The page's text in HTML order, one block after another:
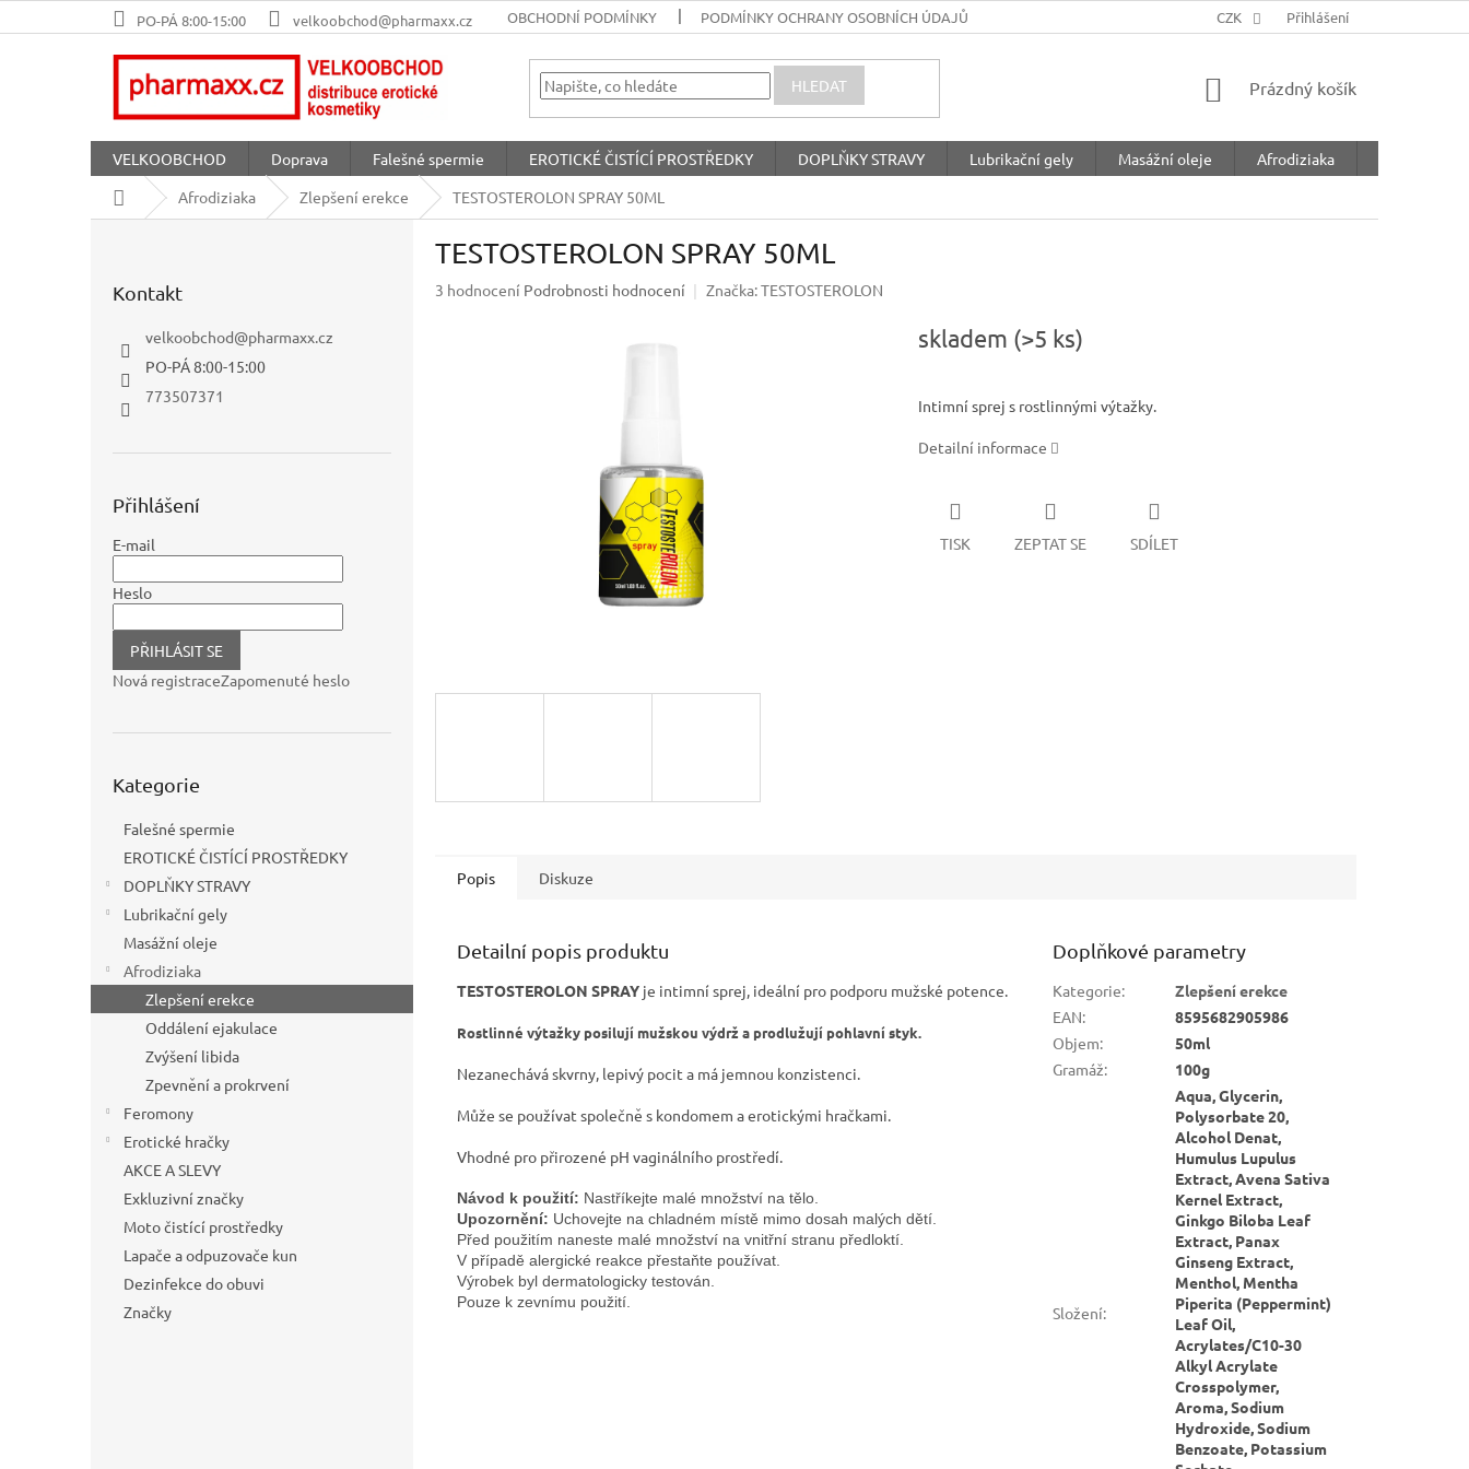
na
PO-PÁ 8:00-15:00 velkoobchod@pharmaxx.cz OBCHODNÍ PODMÍNKY PODMÍNKY OCHRANY OSOBNÍCH ÚDAJŮ CZK Přihlášení
HLEDAT
NÁKUPNÍ
Prázdný košík
VELKOOBCHOD Doprava Falešné spermie EROTICKÉ ČISTÍCÍ PROSTŘEDKY DOPLŇKY STRAVY Lubrikační gely Masážní oleje Afrodiziaka
Domů Afrodiziaka Zlepšení erekce TESTOSTEROLON SPRAY 50ML
Kontakt
velkoobchod@pharmaxx.cz
PO-PÁ 8:00-15:00
773507371
Přihlášení
E-mail
Heslo
PŘIHLÁSIT SE
Nová registraceZapomenuté heslo
kategorie
Kategorie
Falešné spermie
EROTICKÉ ČISTÍCÍ PROSTŘEDKY
DOPLŇKY STRAVY
Lubrikační gely
Masážní oleje
Afrodiziaka
Zlepšení erekce
Oddálení ejakulace
Zvýšení libida
Zpevnění a prokrvení
Feromony
Erotické hračky
AKCE A SLEVY
Exkluzivní značky
Moto čistící prostředky
Lapače a odpuzovače kun
Dezinfekce do obuvi
Značky
TESTOSTEROLON SPRAY 50ML
Průměrné
3 hodnocení Podrobnosti hodnocení Značka:TESTOSTEROLON
skladem (>5 ks)
Intimní sprej s rostlinnými výtažky.
Detailní informace
TISK ZEPTAT SE SDÍLET
Popis Diskuze
Detailní popis produktu
TESTOSTEROLON SPRAY je intimní sprej, ideální pro podporu mužské potence.
Rostlinné výtažky posilují mužskou výdrž a prodlužují pohlavní styk.
Nezanechává skvrny, lepivý pocit a má jemnou konzistenci.
Může se používat společně s kondomem a erotickými hračkami.
Vhodné pro přirozené pH vaginálního prostředí.
Návod k použití: Nastříkejte malé množství na tělo.
Upozornění: Uchovejte na chladném místě mimo dosah malých dětí.
Před použitím naneste malé množství na vnitřní stranu předloktí.
V případě alergické reakce přestaňte používat.
Výrobek byl dermatologicky testován.
Pouze k zevnímu použití.
Doplňkové parametry
Kategorie:
Zlepšení erekce
EAN:
8595682905986
Objem:
50ml
Gramáž: 100g
Složení:
Aqua, Glycerin,
Polysorbate 20,
Alcohol Denat,
Humulus Lupulus
Extract, Avena Sativa
Kernel Extract,
Ginkgo Biloba Leaf
Extract, Panax
Ginseng Extract,
Menthol, Mentha
Piperita (Peppermint)
Leaf Oil,
Acrylates/C10-30
Alkyl Acrylate
Crosspolymer,
Aroma, Sodium
Hydroxide, Sodium
Benzoate, Potassium